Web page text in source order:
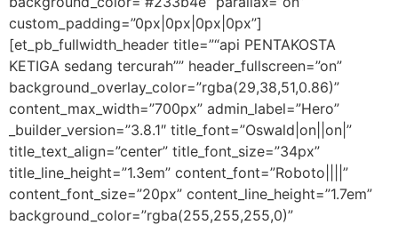
custom_padding=”0px|0px|0px|0px”]
[et_pb_fullwidth_header title=”“api PENTAKOSTA
KETIGA sedang tercurah”” header_fullscreen=”on”
background_overlay_color=”rgba(29,38,51,0.86)”
content_max_width=”700px” admin_label=”Hero”
_builder_version=”3.8.1″ title_font=”Oswald|on||on|”
title_text_align=”center” title_font_size=”34px”
title_line_height=”1.3em” content_font=”Roboto||||”
content_font_size=”20px” content_line_height=”1.7em”
background_color=”rgba(255,255,255,0)”